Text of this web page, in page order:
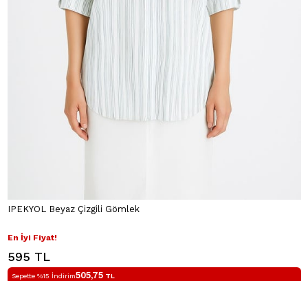
IPEKYOL Beyaz Çizgili Gömlek
En İyi Fiyat!
595 TL
Sepette %15 İndirim505,75 TL